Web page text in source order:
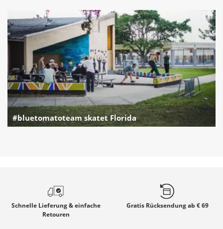
#bluetomatoteam skatet Florida
SchnelleLieferung & einfache
Retouren
GratisRücksendung ab € 69